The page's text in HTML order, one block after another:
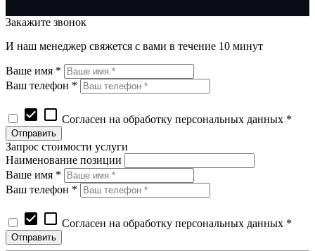
Закажите звонок
И наш менеджер свяжется с вами в течение 10 минут
Ваше имя *
Ваш телефон *
check_box check_box_outline_blank Согласен на обработку персональных данных *
Запрос стоимости услуги
Наименование позиции
Ваше имя *
Ваш телефон *
check_box check_box_outline_blank Согласен на обработку персональных данных *